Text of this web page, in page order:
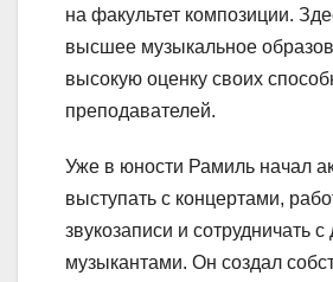
на факультет композиции.
высшее музыкальное
высокую оценку своих
преподавателей.
Уже в юности Рамиль начал
выступать с концертами,
звукозаписи и сотрудничать с
музыкантами. Он создал